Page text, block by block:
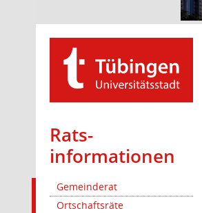
Rats­
informationen
Gemeinderat
Ortschaftsräte